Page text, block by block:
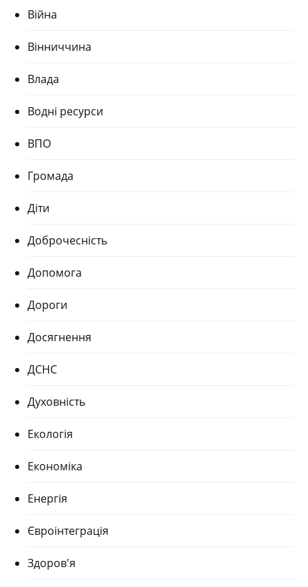
Війна
Вінниччина
Влада
Водні ресурси
ВПО
Громада
Діти
Доброчесність
Допомога
Дороги
Досягнення
ДСНС
Духовність
Екологія
Економіка
Енергія
Євроінтеграція
Здоров'я